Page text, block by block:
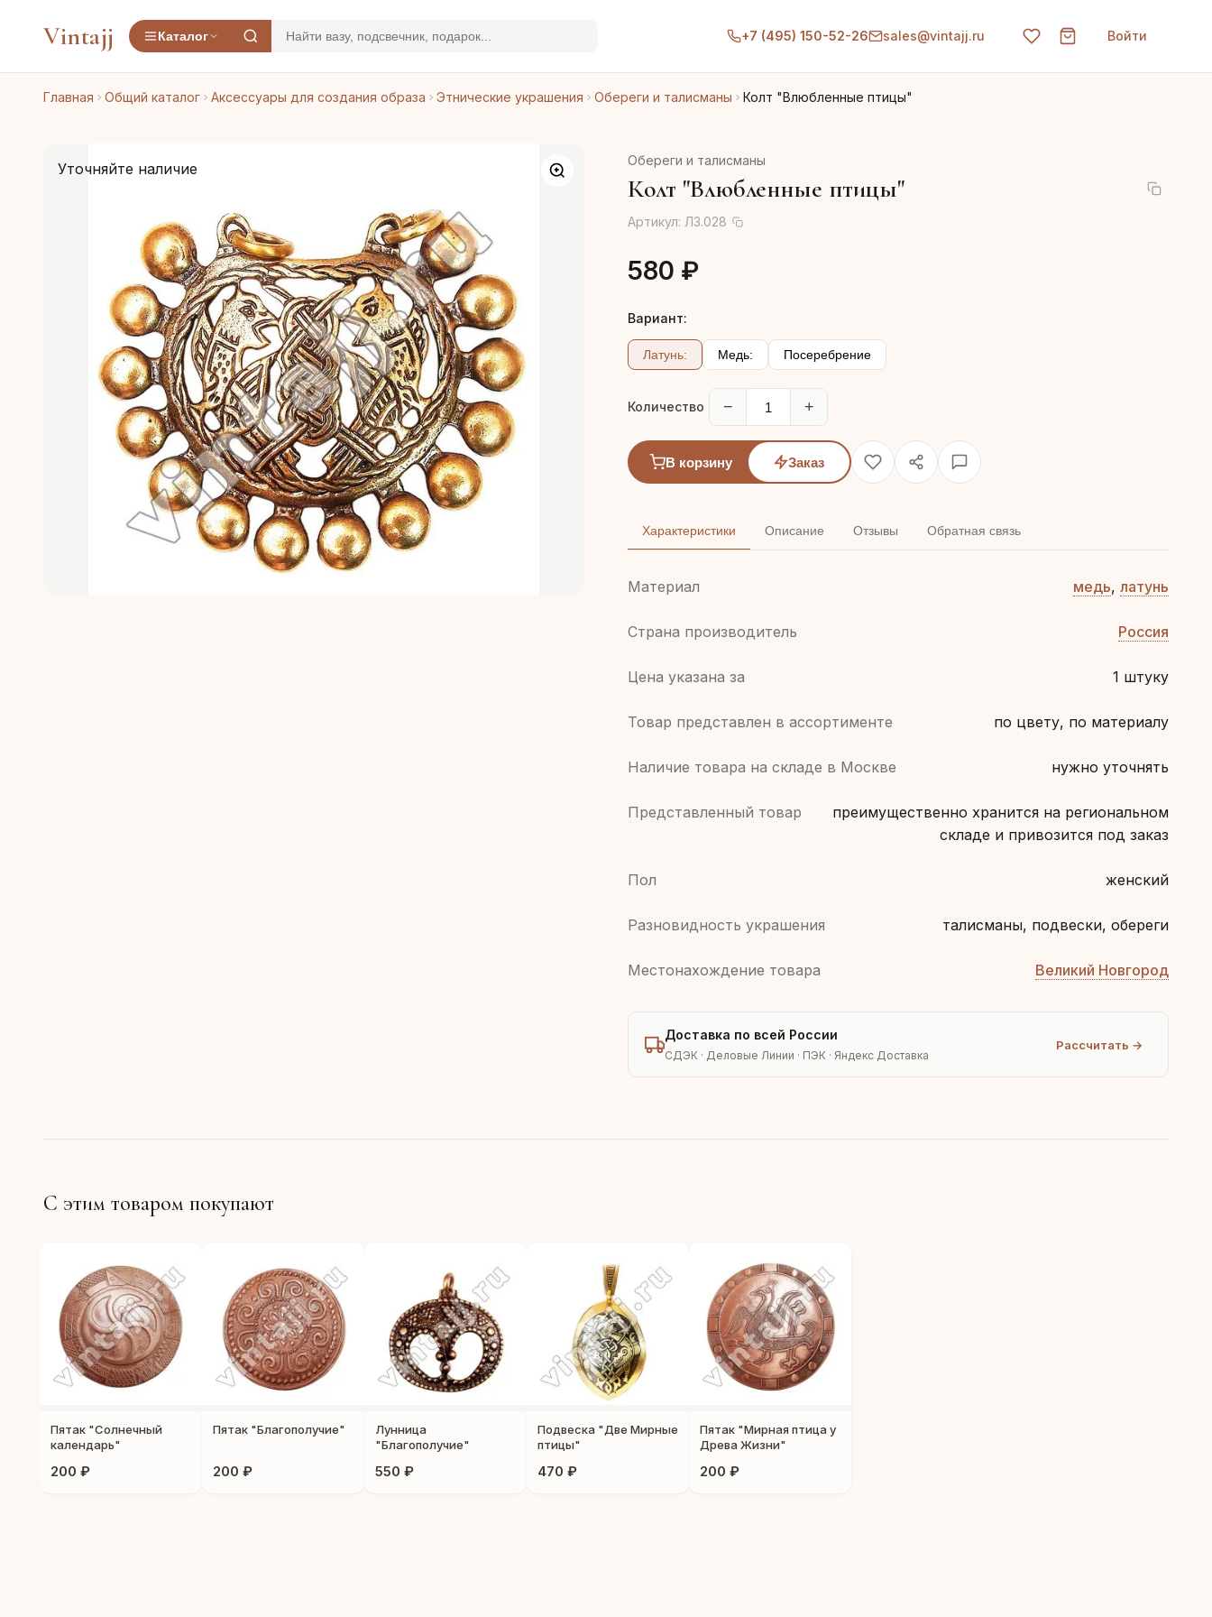
Vintajj Каталог +7 (495) 150-52-26 sales@vintajj.ru Войти
Главная Общий каталог Аксессуары для создания образа Этнические украшения Обереги и талисманы Колт "Влюбленные птицы"
Уточняйте наличие Обереги и талисманы
Колт "Влюбленные птицы"
Артикул: Л3.028
580 ₽
Вариант:
Латунь: Медь: Посеребрение
Количество − +
В корзину Заказ
Характеристики Описание Отзывы Обратная связь
Материал медь, латунь
Страна производитель Россия
Цена указана за 1 штуку
Товар представлен в ассортименте по цвету, по материалу
Наличие товара на складе в Москве нужно уточнять
Представленный товар
преимущественно хранится на региональном
складе и привозится под заказ
Пол женский
Разновидность украшения талисманы, подвески, обереги
Местонахождение товара Великий Новгород
Доставка по всей России
СДЭК · Деловые Линии · ПЭК · Яндекс Доставка
Рассчитать →
С этим товаром покупают
Пятак "Солнечный
календарь"
200 ₽
Пятак "Благополучие"
200 ₽
Лунница
"Благополучие"
550 ₽
Подвеска "Две Мирные
птицы"
470 ₽
Пятак "Мирная птица у
Древа Жизни"
200 ₽